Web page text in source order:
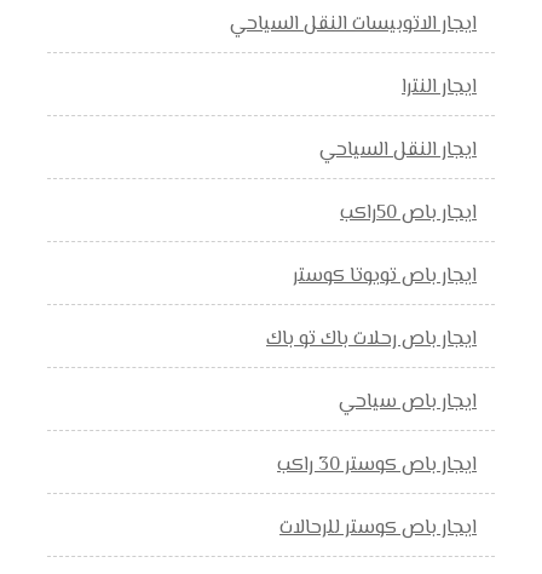
ايجار الاتوبيسات النقل السياحي
ايجار النترا
ايجار النقل السياحي
ايجار باص 50راكب
ايجار باص تويوتا كوستر
ايجار باص رحلات باك تو باك
ايجار باص سياحي
ايجار باص كوستر 30 راكب
ايجار باص كوستر للرحالات